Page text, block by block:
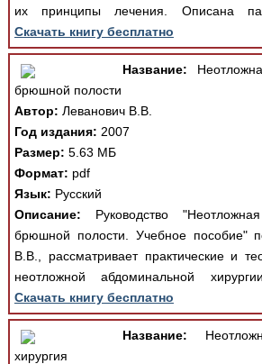
их принципы лечения. Описана
Скачать книгу бесплатно
Название:
брюшной полости
Автор: Леванович В.В.
Год издания: 2007
Размер: 5.63 МБ
Формат: pdf
Язык: Русский
Описание: Руководство
брюшной полости. Учебное пособие"
В.В., рассматривает практические и
неотложной абдоминальной
Скачать книгу бесплатно
Название:
хирургия